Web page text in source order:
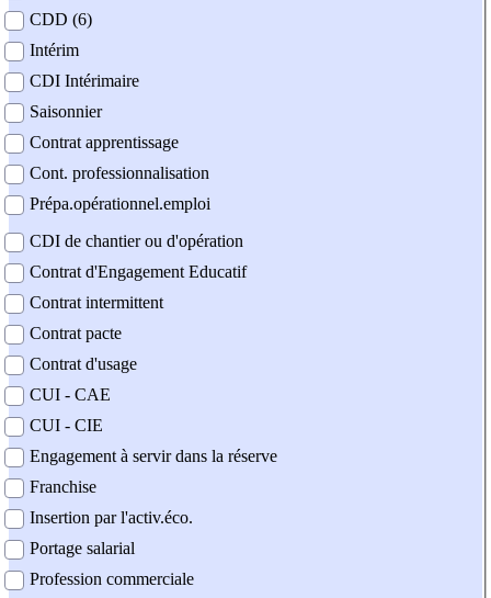
CDD (6)
Intérim
CDI Intérimaire
Saisonnier
Contrat apprentissage
Cont. professionnalisation
Prépa.opérationnel.emploi
CDI de chantier ou d'opération
Contrat d'Engagement Educatif
Contrat intermittent
Contrat pacte
Contrat d'usage
CUI - CAE
CUI - CIE
Engagement à servir dans la réserve
Franchise
Insertion par l'activ.éco.
Portage salarial
Profession commerciale